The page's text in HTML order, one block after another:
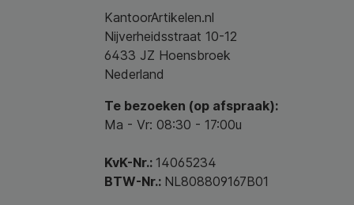
KantoorArtikelen.nl
Nijverheidsstraat 10-12
6433 JZ Hoensbroek
Nederland
Te bezoeken (op afspraak):
Ma - Vr: 08:30 - 17:00u
KvK-Nr.: 14065234
BTW-Nr.: NL808809167B01